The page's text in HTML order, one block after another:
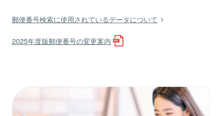
郵便番号検索に使用されているデータについて
2025年度版郵便番号の変更案内